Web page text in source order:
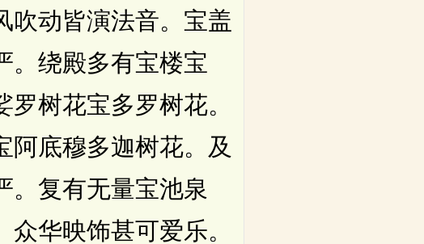
吹动皆演法音。宝盖
。绕殿多有宝楼宝
树花宝多罗树花。
阿底穆多迦树花。及
。复有无量宝池泉
华映饰甚可爱乐。